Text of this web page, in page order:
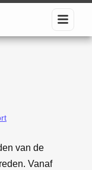
van de
Vanaf